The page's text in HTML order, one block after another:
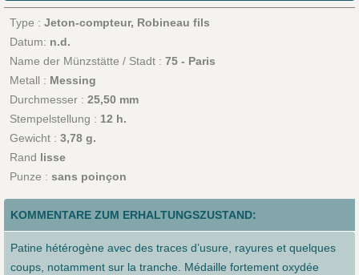
Type : Jeton-compteur, Robineau fils
Datum: n.d.
Name der Münzstätte / Stadt : 75 - Paris
Metall : Messing
Durchmesser : 25,50 mm
Stempelstellung : 12 h.
Gewicht : 3,78 g.
Rand lisse
Punze : sans poinçon
KOMMENTARE ZUM ERHALTUNGSZUSTAND:
Patine hétérogène avec des traces d’usure, rayures et quelques
coups, notamment sur la tranche. Médaille fortement oxydée